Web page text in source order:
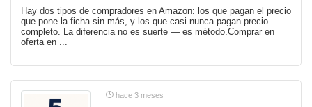
Hay dos tipos de compradores en Amazon: los que pagan el precio
que pone la ficha sin más, y los que casi nunca pagan precio
completo. La diferencia no es suerte — es método.Comprar en
oferta en ...
hace 3 meses